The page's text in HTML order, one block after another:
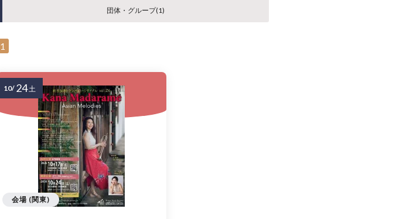
団体・グループ(1)
1
会場 (関東)
10/ 24土